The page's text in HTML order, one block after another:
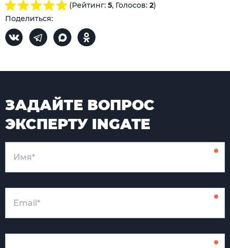
(Рейтинг: 5, Голосов: 2)
Поделиться:
ЗАДАЙТЕ ВОПРОС
ЭКСПЕРТУ INGATE